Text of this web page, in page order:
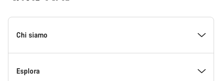
Piè
Home
Chi siamo
All’interno di Canyon
Esplora